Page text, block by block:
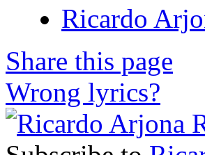
Ricardo
Share this page
Wrong lyrics?